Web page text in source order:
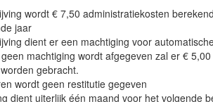
wordt € 7,50 administratiekosten
jaar
dient er een machtiging voor
machtiging wordt afgegeven zal er €
gebracht.
wordt geen restitutie gegeven
dient uiterlijk één maand voor het volgende